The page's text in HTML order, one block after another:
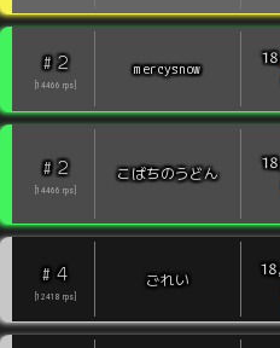
# 2
14466 rps
mercysnow
# 2
14466 rps
こばちのうどん
# 4
12418 rps
ごれい